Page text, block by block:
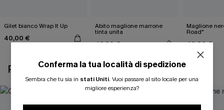
Gilet bianco Wrap It Up
40,00 €
Abito maglione marrone
tinta unita
46,00 €
Maglione
Road"
40,00 €
POTREBBE INTERESSARTI ANCHE
Conferma la tua località di spedizione
Sembra che tu sia in stati Uniti. Vuoi passare al sito locale per una
migliore esperienza?